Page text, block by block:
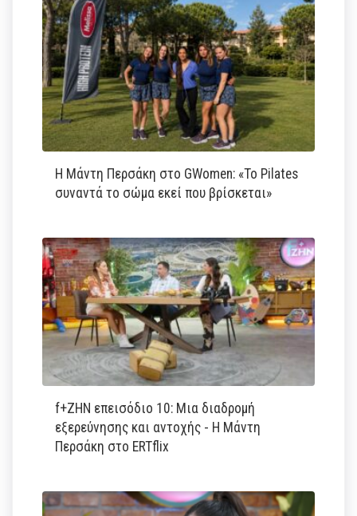
Η Μάντη Περσάκη στο GWomen: «Το Pilates
συναντά το σώμα εκεί που βρίσκεται»
f+ΖΗΝ επεισόδιο 10: Μια διαδρομή
εξερεύνησης και αντοχής - Η Μάντη
Περσάκη στο ERTflix